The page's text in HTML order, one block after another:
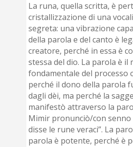
La runa, quella scritta, è
cristallizzazione di una
segreta: una vibrazione
della parola e del canto è
creatore, perché in essa è
stessa del dio. La parola è il
fondamentale del processo
perché il dono della parola
dagli dèi, ma perché la
manifestò attraverso la
Mimir pronunciò/con
disse le rune veraci”. La
parola è potente, perché è